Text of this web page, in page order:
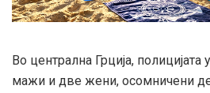
Во централна Грција,
мажи и две жени, осомничени